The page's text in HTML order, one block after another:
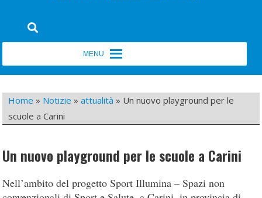
Sport&Impianti
Home » Notizie »attualità » Un nuovo playground per le
scuole a Carini
Un nuovo playground per le scuole a Carini
Nell’ambito del progetto Sport Illumina – Spazi non